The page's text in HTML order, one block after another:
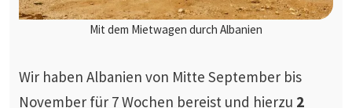
Mit dem Mietwagen durch Albanien
Wir haben Albanien von Mitte September bis
November für 7 Wochen bereist und hierzu 2